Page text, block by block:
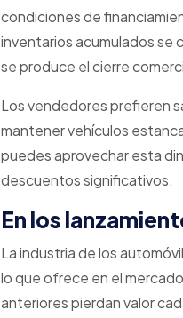
condiciones de
inventarios acumulados se
se produce el cierre
Los vendedores prefieren
mantener vehículos
puedes aprovechar esta
descuentos significativos.
En los
La industria de los
lo que ofrece en el
anteriores pierdan valor